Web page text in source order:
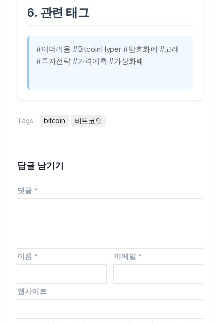
6. 관련 태그
#이더리움 #BitcoinHyper #암호화폐 #고래
#투자전략 #가격예측 #가상화폐
Tags: bitcoin 비트코인
답글 남기기
댓글 *
이름 * 이메일 *
웹사이트